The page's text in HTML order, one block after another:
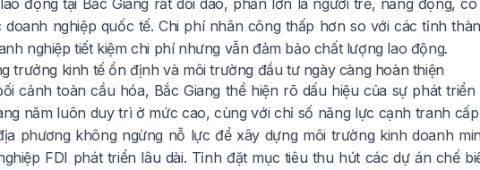
động tại Bắc Giang rất dồi dào, phần lớn là người trẻ, năng động,
doanh nghiệp quốc tế. Chi phí nhân công thấp hơn so với các tỉnh
nghiệp tiết kiệm chi phí nhưng vẫn đảm bảo chất lượng lao động.
trưởng kinh tế ổn định và môi trường đầu tư ngày càng hoàn thiện
cảnh toàn cầu hóa, Bắc Giang thể hiện rõ dấu hiệu của sự phát
năm luôn duy trì ở mức cao, cùng với chỉ số năng lực cạnh tranh
phương không ngừng nỗ lực để xây dựng môi trường kinh doanh
FDI phát triển lâu dài. Tỉnh đặt mục tiêu thu hút các dự án chế